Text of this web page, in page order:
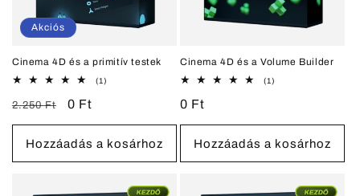
Akciós
Cinema 4D és a primitív testek
(1)
Normál
ár
2.250 Ft
Akciós
ár
0 Ft
Hozzáadás a kosárhoz
Cinema 4D és a Volume Builder
(1)
Normál
ár
0 Ft
Hozzáadás a kosárhoz